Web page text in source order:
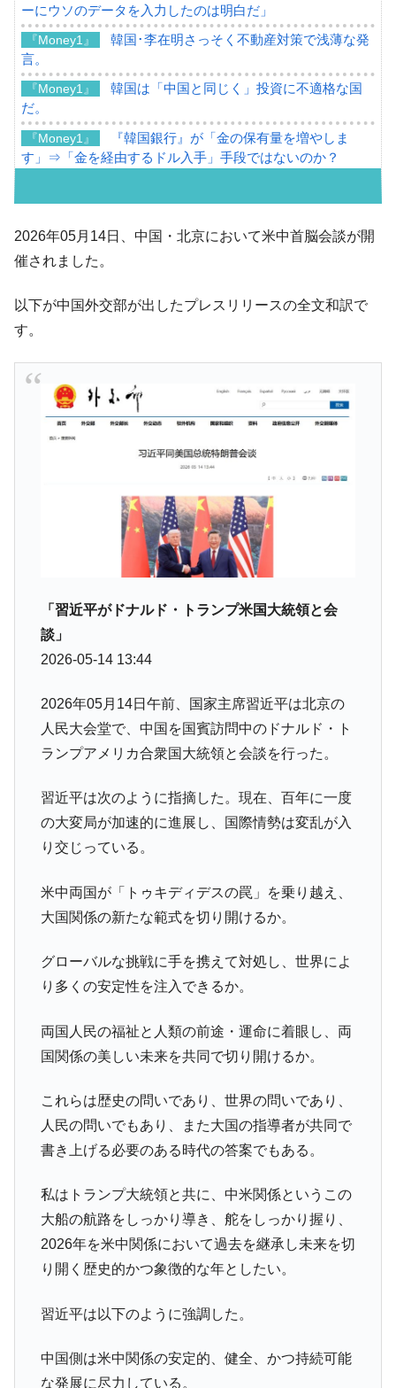
ーにウソのデータを入力したのは明白だ」
『Money1』
韓国･李在明さっそく不動産対策で浅薄な発
言。
『Money1』
韓国は「中国と同じく」投資に不適格な国
だ。
『Money1』
『韓国銀行』が「金の保有量を増やしま
す」⇒「金を経由するドル入手」手段ではないのか？
ル」まで拡大 ⇒ 海外資金の動きに強く左右される状態
『Money1』
韓国･帰ってきた李在明。李在明を支持しな
い「50.5％」に上昇
た ⇒ 国家が行った恐るべき株価操作であり、空前の国政壟
断
動」
『Money1』
中国だけが鉄鋼輸出を異常増加させる ⇒ 中
国の過剰生産が世界を蝕む。
韓国製造業「半導体絶好調」のウラで他業
種は全般的「不調」⇒ PSIが示す現況は決して良くない。
【米韓激突案件】韓国消費者院が『クーパ
ン』1人当たり賠償10万ウォンを認定 ⇒ 総額3兆7,000億
韓国で猛暑。南東部では干ばつ
韓国型イージス搭載の次世代駆逐艦
『Money1』
に韓国がいっちょがみしたのでは。
は韓国で『BYD』車は売れている。6カ月で対前年同期比
『Money1』
在韓米国大使スティールが着韓！⇒ さっそ
く空港に詰めかけ「出て行け！」「極右勢力」のプラカー
『Money1』
韓国政府「2035年までに18.4GW規模のAIデ
ータセンター整備」⇒ だから無理だってば。
『Money1』
韓国『国民年金公団』株価暴落で200兆蒸
『Money1』
韓国政府「ニセＫ-ブランドを通報しようキ
ャンペーン」⇒ あの名物教授も登場！
ぎ」では。
『Money1』
韓国鉄鋼最大手『POSCO』ズブズブ沈む。
『Money1』
米国下院「韓国の公務員個人をターゲット
にぶん殴る法案」提出！⇒ クーパン問題は合衆国企業に対
する差別。許してはおかぬ
他人事のような発言。
『Money1』
韓国半導体『SKハイニックス』2026年2Qの
業績「史上最高益」当期純利益は前年同期比13.4倍に。
『Money1』
韓国･加徳島新国際空港「またも暗礁」の危
『Money1』
【速報】韓国株式市場の暴落・本日07月29
発動！
2026年05月14日、中国・北京において米中首脳会談が開
催されました。
以下が中国外交部が出したプレスリリースの全文和訳で
す。
「習近平がドナルド・トランプ米国大統領と会
談」
2026-05-14 13:44
2026年05月14日午前、国家主席習近平は北京の
人民大会堂で、中国を国賓訪問中のドナルド・ト
ランプアメリカ合衆国大統領と会談を行った。
習近平は次のように指摘した。現在、百年に一度
の大変局が加速的に進展し、国際情勢は変乱が入
り交じっている。
米中両国が「トゥキディデスの罠」を乗り越え、
大国関係の新たな範式を切り開けるか。
グローバルな挑戦に手を携えて対処し、世界によ
り多くの安定性を注入できるか。
両国人民の福祉と人類の前途・運命に着眼し、両
国関係の美しい未来を共同で切り開けるか。
これらは歴史の問いであり、世界の問いであり、
人民の問いでもあり、また大国の指導者が共同で
書き上げる必要のある時代の答案でもある。
私はトランプ大統領と共に、中米関係というこの
大船の航路をしっかり導き、舵をしっかり握り、
2026年を米中関係において過去を継承し未来を切
り開く歴史的かつ象徴的な年としたい。
習近平は以下のように強調した。
中国側は米中関係の安定的、健全、かつ持続可能
な発展に尽力している。